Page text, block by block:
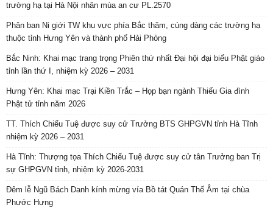
trường hạ tại Hà Nội nhân mùa an cư PL.2570
Phân ban Ni giới TW khu vực phía Bắc thăm, cúng dàng các trường hạ
thuộc tỉnh Hưng Yên và thành phố Hải Phòng
Bắc Ninh: Khai mạc trang trọng Phiên thứ nhất Đại hội đại biểu Phật giáo
tỉnh lần thứ I, nhiệm kỳ 2026 – 2031
Hưng Yên: Khai mạc Trại Kiền Trắc – Họp bạn ngành Thiếu Gia đình
Phật tử tỉnh năm 2026
TT. Thích Chiếu Tuệ được suy cử Trưởng BTS GHPGVN tỉnh Hà Tĩnh
nhiệm kỳ 2026 – 2031
Hà Tĩnh: Thượng tọa Thích Chiếu Tuệ được suy cử tân Trưởng ban Trị
sự GHPGVN tỉnh, nhiệm kỳ 2026-2031
Đêm lễ Ngũ Bách Danh kính mừng vía Bồ tát Quán Thế Âm tại chùa
Phước Hưng